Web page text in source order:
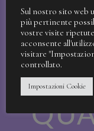
Sul nostro sito web
più pertinente
vostre visite
acconsente
visitare
controllato.
Impostazioni Cookie